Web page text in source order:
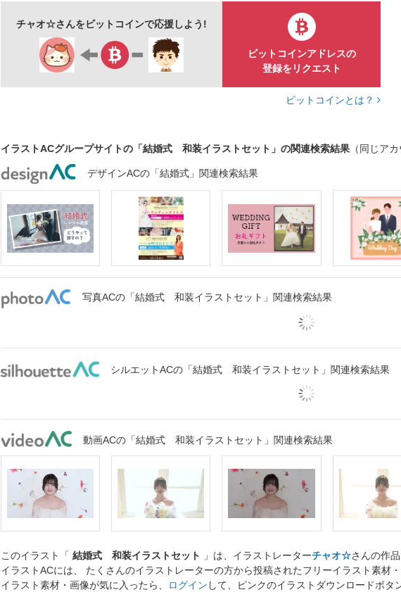
チャオ☆さんをビットコインで応援しよう!
ビットコインアドレスの
登録をリクエスト
ビットコインとは？
イラストACグループサイトの「結婚式 和装イラストセット」の関連検索結果 （同じア
デザインACの「結婚式」関連検索結果
写真ACの「結婚式 和装イラストセット」関連検索結果
シルエットACの「結婚式 和装イラストセット」関連検索結果
動画ACの「結婚式 和装イラストセット」関連検索結果
このイラスト「 結婚式 和装イラストセット 」は、イラストレーターチャオ☆さんの作品
イラストACには、 たくさんのイラストレーターの方から投稿されたフリーイラスト素材
イラスト素材・画像が気に入ったら、
ログイン して、ピンクのイラストダウンロードボタ